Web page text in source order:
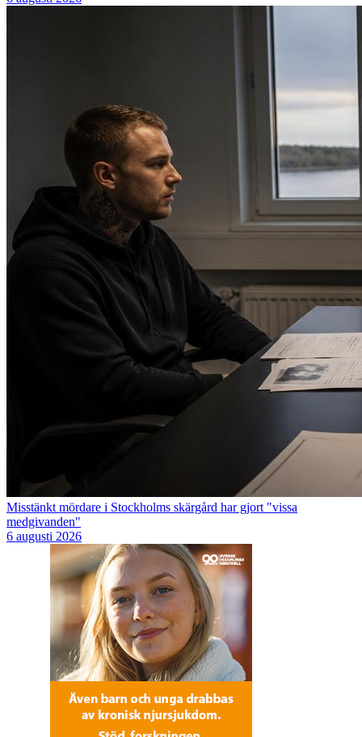
Misstänkt mördare i Stockholms skärgård har gjort "vissa
medgivanden"
6 augusti 2026